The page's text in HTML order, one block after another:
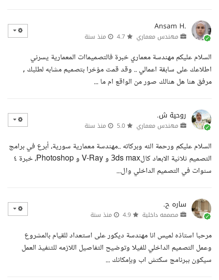
Ansam H.
مهندس معماري منذ سنة
السلام عليكم مهندسة معماري خبرة فالتصميماات المعمارية يسرني
اطلاعك على سابقة اعمالي .. وقد قمت مؤخرا بتصميم مشابه لطلبك ,
مرفق هنا هل هنالك صور من الواقع ام ما ...
روحية ش.
مهندس معماري منذ سنة
السلام عليكم ورحمة الله وبركاته ..مهندسة معمارية سورية، أبرع في برامج
التصميم ثلاثية الابعاد كال3ds max و V-Ray و Photoshop، خبرة ٤
سنوات في التصميم الداخلي وال...
ساره ح.
مصممه داخلية منذ سنة
مرحبا استاذه لميس انا مهندسة ديكور على استعداد للقيام بالمشروع
وعمل التصميم الداخلي للفيلا وتوضيح التفاصيل اللازمه للتنفيذ العمل
سيكون ببرنامج سكتش اب وبإمكانك ...